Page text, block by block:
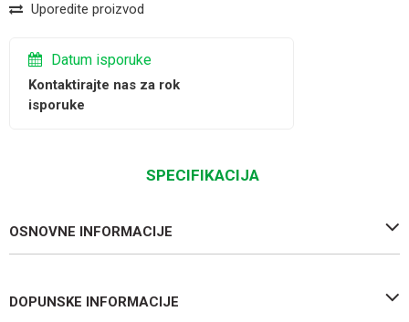
Uporedite proizvod
Datum isporuke
Kontaktirajte nas za rok
isporuke
SPECIFIKACIJA
OSNOVNE INFORMACIJE
DOPUNSKE INFORMACIJE